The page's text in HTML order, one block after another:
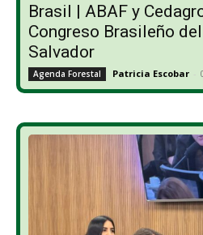
Brasil | ABAF y
Congreso Brasileño
Salvador
Agenda Forestal Patricia Escobar -